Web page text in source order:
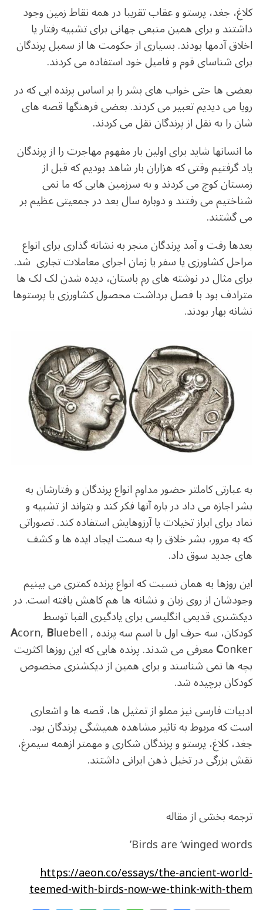
کلاغ، جغد، پرستو و عقاب تقریبا در همه نقاط زمین وجود
داشتند و برای همین منبعی جهانی برای تشبیه رفتار یا
اخلاق آدمها بودند. بسیاری از حکومت ها از سمبل پرندگان
برای شناسای قوم و فامیل خود استفاده می کردند.
بعضی ها حتی خواب های بشر را بر اساس پرنده ایی که در
رویا می دیدیم تعبیر می کردند. بعضی فرهنگها قصه های
شان را به نقل از پرندگان نقل می کردند.
ما انسانها شاید برای اولین بار مفهوم مهاجرت را از پرندگان
یاد گرفتیم وقتی که هزاران بار شاهد بودیم که قبل از
زمستان کوچ می کردند و به سرزمین هایی که ما نمی
شناختیم می رفتند و دوباره سال بعد در جمعیتی عظیم بر
می گشتند.
بعدها رفت و آمد پرندگان منجر به نشانه گذاری برای انواع
مراحل کشاورزی یا سفر یا زمان اجرای معاملات تجاری شد.
برای مثال در نوشته های رم باستان، دیده شدن لک لک ها
مترادف بود با فصل برداشت محصول کشاورزی یا پرستوها
نشانه بهار بودند.
به عبارتی کاملتر حضور مداوم انواع پرندگان و رفتارشان به
بشر اجازه می داد در باره آنها فکر کند و بتواند از تشبیه و
نماد برای ابراز تخیلات یا آرزوهایش استفاده کند. تصوراتی
که به مرور، بشر خلاق را به سمت ایجاد ایده ها و کشف
های جدید سوق داد.
این روزها به همان نسبت که انواع پرنده کمتری می بینیم
وجودشان از روی زبان و نشانه ها هم کاهش یافته است. در
دیکشنری قدیمی انگلیسی برای یادگیری الفبا توسط
کودکان، سه حرف اول با اسم سه پرنده Acorn, Bluebell ,
Conker معرفی می شدند. پرنده هایی که این روزها اکثریت
بچه ها نمی شناسند و برای همین از دیکشنری مخصوص
کودکان برچیده شد.
ادبیات فارسی نیز مملو از تمثیل ها، قصه ها و اشعاری
است که مربوط به تاثیر مشاهده همیشگی پرندگان بود.
جغد، کلاغ، پرستو و پرندگان شکاری و مهمتر ازهمه سیمرغ،
نقش بزرگی در تخیل ذهن ایرانی داشتند.
ترجمه بخشی از مقاله
Birds are ‘winged words’
https://aeon.co/essays/the-ancient-world-
teemed-with-birds-now-we-think-with-them